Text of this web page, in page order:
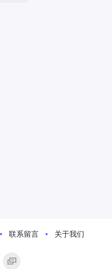
联系留言 关于我们